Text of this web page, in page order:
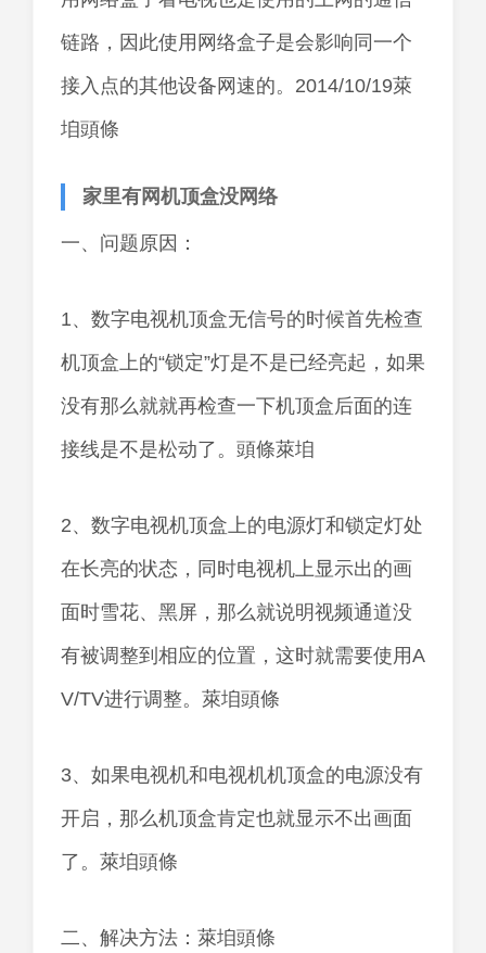
链路，因此使用网络盒子是会影响同一个
接入点的其他设备网速的。2014/10/19萊
垍頭條
家里有网机顶盒没网络
一、问题原因：
1、数字电视机顶盒无信号的时候首先检查
机顶盒上的“锁定”灯是不是已经亮起，如果
没有那么就就再检查一下机顶盒后面的连
接线是不是松动了。頭條萊垍
2、数字电视机顶盒上的电源灯和锁定灯处
在长亮的状态，同时电视机上显示出的画
面时雪花、黑屏，那么就说明视频通道没
有被调整到相应的位置，这时就需要使用A
V/TV进行调整。萊垍頭條
3、如果电视机和电视机机顶盒的电源没有
开启，那么机顶盒肯定也就显示不出画面
了。萊垍頭條
二、解决方法：萊垍頭條